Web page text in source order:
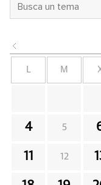
L M
4 5
11 12